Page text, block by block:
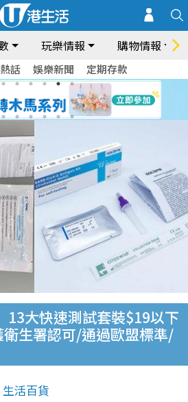
玩樂情報 購物情報
話 娛樂新聞 定期存款
13大快速測試套裝$19以下
生署認可/通過歐盟標準/
生活百貨